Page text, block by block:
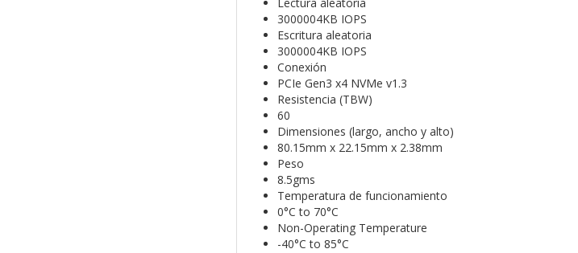
Lectura aleatoria
3000004KB IOPS
Escritura aleatoria
3000004KB IOPS
Conexión
PCIe Gen3 x4 NVMe v1.3
Resistencia (TBW)
60
Dimensiones (largo, ancho y alto)
80.15mm x 22.15mm x 2.38mm
Peso
8.5gms
Temperatura de funcionamiento
0°C to 70°C
Non-Operating Temperature
-40°C to 85°C